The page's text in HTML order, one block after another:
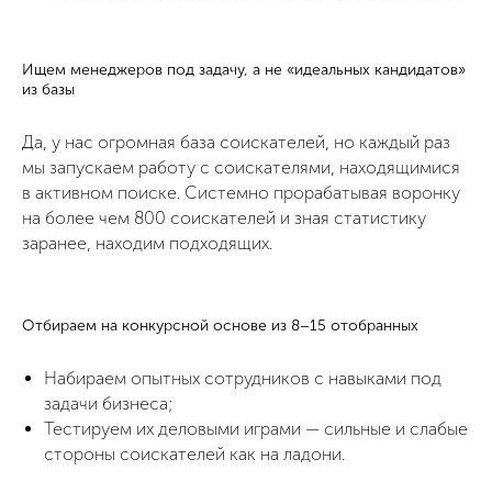
Ищем менеджеров под задачу, а не «идеальных кандидатов»
из базы
Да, у нас огромная база соискателей, но каждый раз
мы запускаем работу с соискателями, находящимися
в активном поиске. Системно прорабатывая воронку
на более чем 800 соискателей и зная статистику
заранее, находим подходящих.
Отбираем на конкурсной основе из 8–15 отобранных
Набираем опытных сотрудников с навыками под
задачи бизнеса;
Тестируем их деловыми играми — сильные и слабые
стороны соискателей как на ладони.